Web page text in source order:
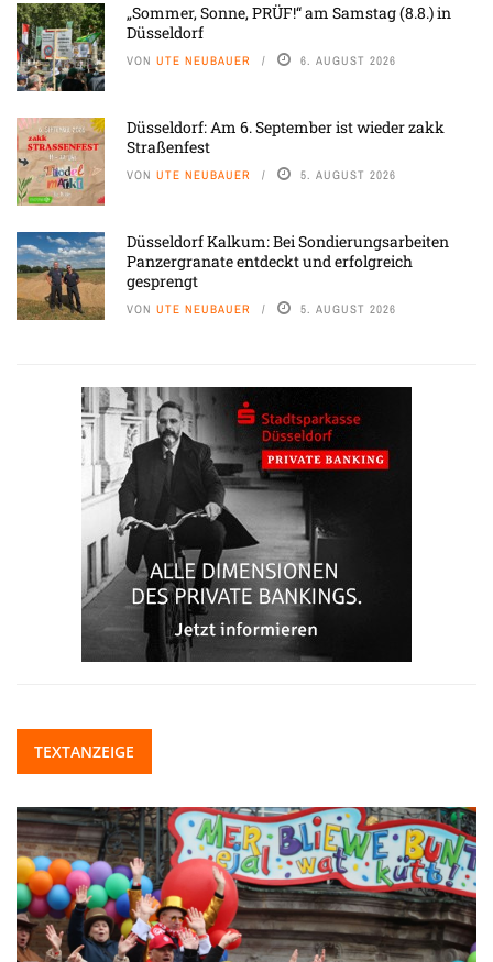
„Sommer, Sonne, PRÜF!“ am Samstag (8.8.) in
Düsseldorf
VON UTE NEUBAUER 6. AUGUST 2026
Düsseldorf: Am 6. September ist wieder zakk
Straßenfest
VON UTE NEUBAUER 5. AUGUST 2026
Düsseldorf Kalkum: Bei Sondierungsarbeiten
Panzergranate entdeckt und erfolgreich
gesprengt
VON UTE NEUBAUER 5. AUGUST 2026
TEXTANZEIGE